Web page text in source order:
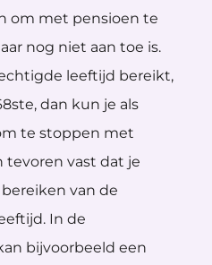
om met pensioen te
nog niet aan toe is.
leeftijd bereikt,
dan kun je als
te stoppen met
tevoren vast dat je
van de
In de
bijvoorbeeld een